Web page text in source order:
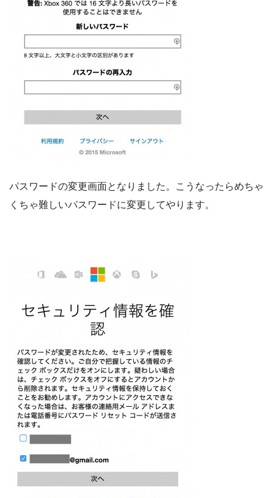
パスワードの変更画面となりました。こうなったらめちゃ
くちゃ難しいパスワードに変更してやります。